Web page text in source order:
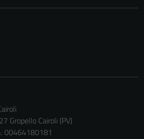
Gropello Cairoli (PV)
00464180181
Tecnici
possono
non raccolgono